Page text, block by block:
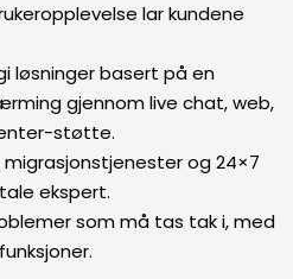
lar kundene
løsninger basert på en
gjennom live chat, web,
støtte.
og 24×7
ekspert.
som må tas tak i, med